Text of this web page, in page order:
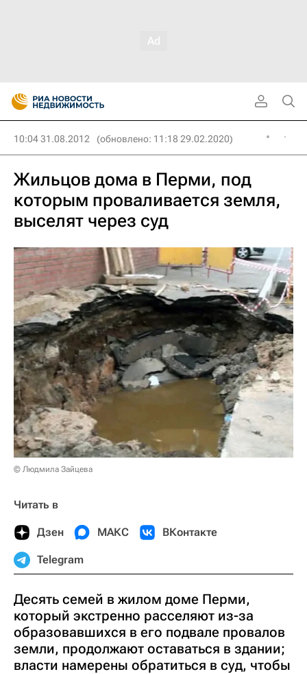
10:04 31.08.2012 (обновлено: 11:18 29.02.2020)
Жильцов дома в Перми, под
которым проваливается земля,
выселят через суд
© Людмила Зайцева
Читать в
Дзен МАКС ВКонтакте
Telegram
Десять семей в жилом доме Перми,
который экстренно расселяют из-за
образовавшихся в его подвале провалов
земли, продолжают оставаться в здании;
власти намерены обратиться в суд, чтобы